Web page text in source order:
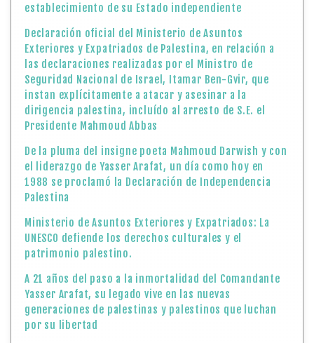
establecimiento de su Estado independiente
Declaración oficial del Ministerio de Asuntos
Exteriores y Expatriados de Palestina, en relación a
las declaraciones realizadas por el Ministro de
Seguridad Nacional de Israel, Itamar Ben-Gvir, que
instan explícitamente a atacar y asesinar a la
dirigencia palestina, incluído al arresto de S.E. el
Presidente Mahmoud Abbas
De la pluma del insigne poeta Mahmoud Darwish y con
el liderazgo de Yasser Arafat, un día como hoy en
1988 se proclamó la Declaración de Independencia
Palestina
Ministerio de Asuntos Exteriores y Expatriados: La
UNESCO defiende los derechos culturales y el
patrimonio palestino.
A 21 años del paso a la inmortalidad del Comandante
Yasser Arafat, su legado vive en las nuevas
generaciones de palestinas y palestinos que luchan
por su libertad